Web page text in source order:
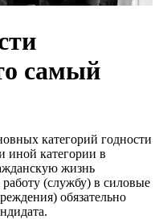
самый
категорий годности
иной категории в
жизнь
(службу) в силовые
обязательно